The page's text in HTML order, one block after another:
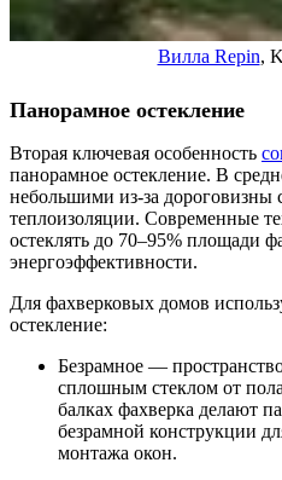
Вилла Repin,
Панорамное остекление
Вторая ключевая особенность
панорамное остекление. В
небольшими из-за дороговизны
теплоизоляции. Современные
остеклять до 70–95% площади
энергоэффективности.
Для фахверковых домов
остекление:
Безрамное —
сплошным стеклом от
балках фахверка делают
безрамной конструкции
монтажа окон.